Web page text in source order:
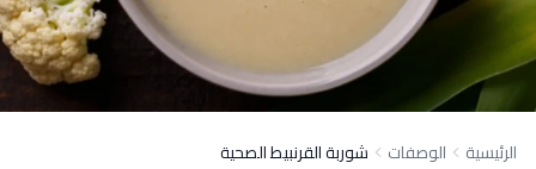
الرئيسية الوصفات شوربة القرنبيط الصحية